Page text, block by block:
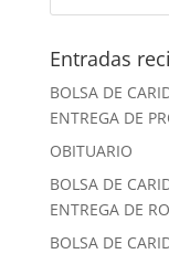
Entradas
BOLSA DE
ENTREGA DE
OBITUARIO
BOLSA DE
ENTREGA DE
BOLSA DE